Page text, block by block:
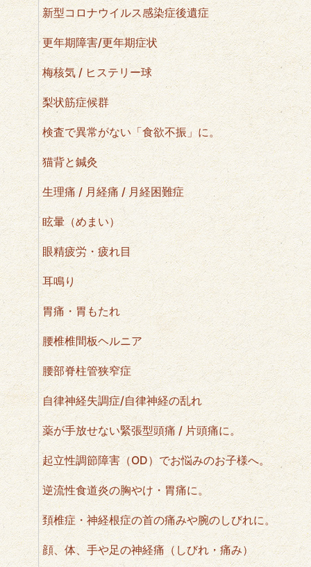
新型コロナウイルス感染症後遺症
更年期障害/更年期症状
梅核気 / ヒステリー球
梨状筋症候群
検査で異常がない「食欲不振」に。
猫背と鍼灸
生理痛 / 月経痛 / 月経困難症
眩暈（めまい）
眼精疲労・疲れ目
耳鳴り
胃痛・胃もたれ
腰椎椎間板ヘルニア
腰部脊柱管狭窄症
自律神経失調症/自律神経の乱れ
薬が手放せない緊張型頭痛 / 片頭痛に。
起立性調節障害（OD）でお悩みのお子様へ。
逆流性食道炎の胸やけ・胃痛に。
頚椎症・神経根症の首の痛みや腕のしびれに。
顔、体、手や足の神経痛（しびれ・痛み）